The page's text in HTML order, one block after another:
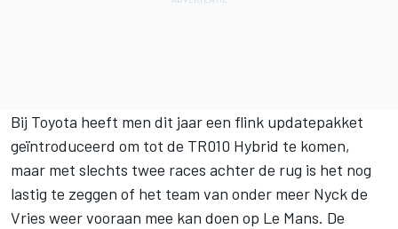
Bij Toyota heeft men dit jaar een flink updatepakket
geïntroduceerd om tot de TR010 Hybrid te komen,
maar met slechts twee races achter de rug is het nog
lastig te zeggen of het team van onder meer Nyck de
Vries weer vooraan mee kan doen op Le Mans. De